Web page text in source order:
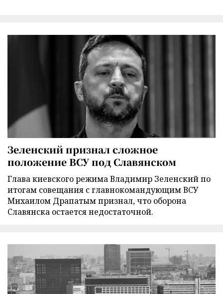
Зеленский признал сложное
положение ВСУ под Славянском
Глава киевского режима Владимир Зеленский по
итогам совещания с главнокомандующим ВСУ
Михаилом Драпатым признал, что оборона
Славянска остается недостаточной.